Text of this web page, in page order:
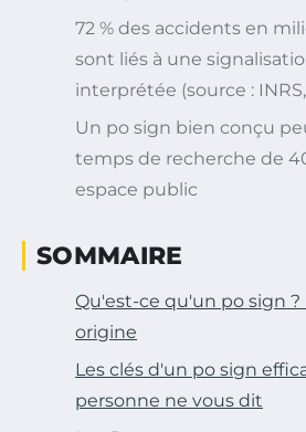
72 % des accidents en
sont liés à une
interprétée (source :
Un po sign bien conçu
temps de recherche de
espace public
SOMMAIRE
Qu'est-ce qu'un po sign
origine
Les clés d'un po sign
personne ne vous dit